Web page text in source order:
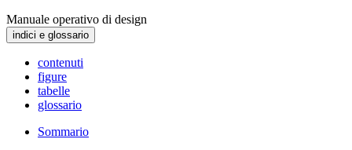
Manuale operativo di design
indici e glossario
contenuti
figure
tabelle
glossario
Sommario